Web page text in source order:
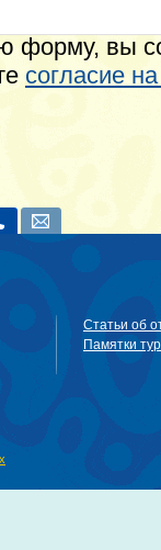
форму, вы
согласие
Статьи об
Памятки